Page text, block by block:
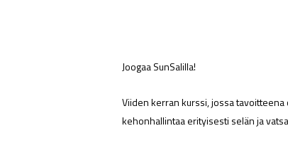
Joogaa SunSalilla!
Viiden kerran kurssi, jossa
kehonhallintaa erityisesti selän ja